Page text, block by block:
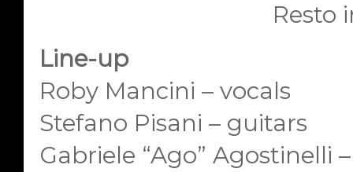
Resto
Line-up
Roby Mancini – vocals
Stefano Pisani – guitars
Gabriele “Ago” Agostinelli